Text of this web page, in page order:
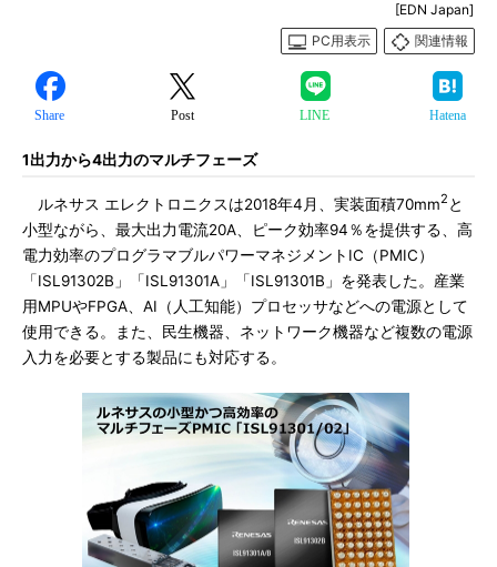
[EDN Japan]
PC用表示
関連情報
Share Post LINE Hatena
1出力から4出力のマルチフェーズ
ルネサス エレクトロニクスは2018年4月、実装面積70mm2 と
小型ながら、最大出力電流20A、ピーク効率94％を提供する、高
電力効率のプログラマブルパワーマネジメントIC（PMIC）
「ISL91302B」「ISL91301A」「ISL91301B」を発表した。産業
用MPUやFPGA、AI（人工知能）プロセッサなどへの電源として
使用できる。また、民生機器、ネットワーク機器など複数の電源
入力を必要とする製品にも対応する。